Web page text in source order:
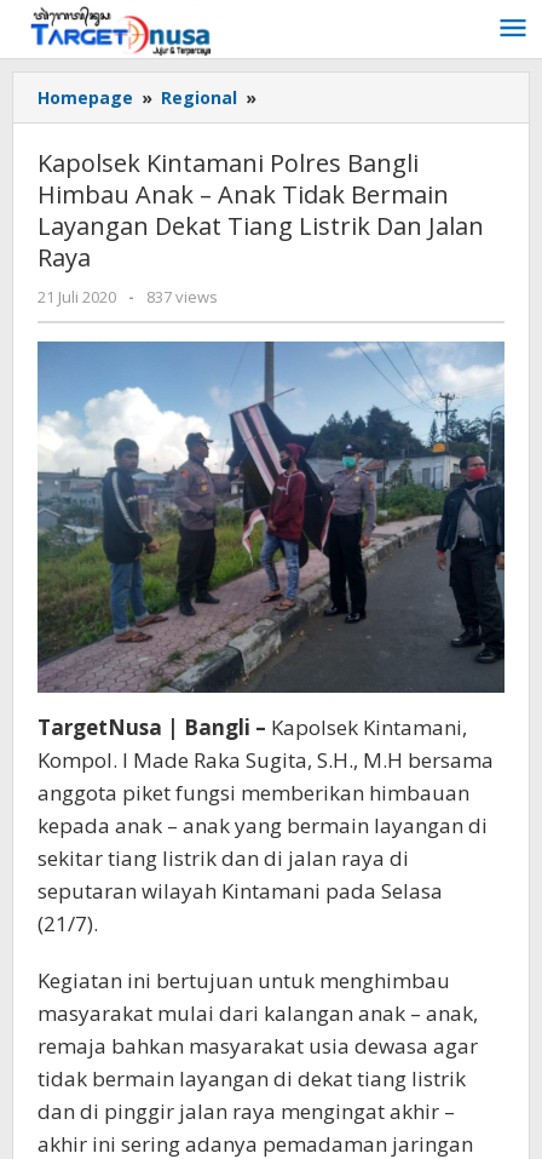
Lewati
konten
Homepage » Regional »
Kintamani
Bangli
Himbau
Anak
Bermain
Layangan
Tiang
Listrik
Dan
Jalan
Raya
Kapolsek Kintamani Polres Bangli
Himbau Anak – Anak Tidak Bermain
Layangan Dekat Tiang Listrik Dan Jalan
Raya
21 Juli 2020
oleh
targetnusa
- 837 views
TargetNusa | Bangli – Kapolsek Kintamani,
Kompol. I Made Raka Sugita, S.H., M.H bersama
anggota piket fungsi memberikan himbauan
kepada anak – anak yang bermain layangan di
sekitar tiang listrik dan di jalan raya di
seputaran wilayah Kintamani pada Selasa
(21/7).
Kegiatan ini bertujuan untuk menghimbau
masyarakat mulai dari kalangan anak – anak,
remaja bahkan masyarakat usia dewasa agar
tidak bermain layangan di dekat tiang listrik
dan di pinggir jalan raya mengingat akhir –
akhir ini sering adanya pemadaman jaringan